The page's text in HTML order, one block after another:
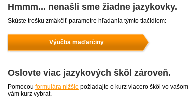
Hmmm... nenašli sme žiadne jazykovky.
Skúste trošku zmäkčiť parametre hľadania týmto tlačidlom:
Výučba maďarčiny
Oslovte viac jazykových škôl zároveň.
Pomocou formulára nižšie požiadajte o kurz viacero škôl vo
vám kurz vybrat.